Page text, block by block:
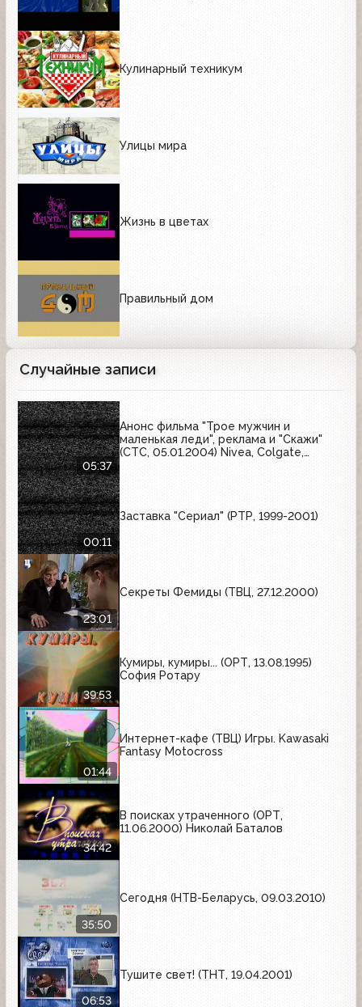
Кулинарный техникум
Улицы мира
Жизнь в цветах
Правильный дом
Случайные записи
05:37
Анонс фильма "Трое мужчин и
маленькая леди", реклама и "Скажи"
(СТС, 05.01.2004) Nivea, Colgate,
00:11
Заставка "Сериал" (РТР, 1999-2001)
23:01
Секреты Фемиды (ТВЦ, 27.12.2000)
39:53
Кумиры, кумиры... (ОРТ, 13.08.1995)
София Ротару
01:44
Интернет-кафе (ТВЦ) Игры. Kawasaki
Fantasy Motocross
34:42
В поисках утраченного (ОРТ,
11.06.2000) Николай Баталов
35:50
Сегодня (НТВ-Беларусь, 09.03.2010)
06:53
Тушите свет! (ТНТ, 19.04.2001)